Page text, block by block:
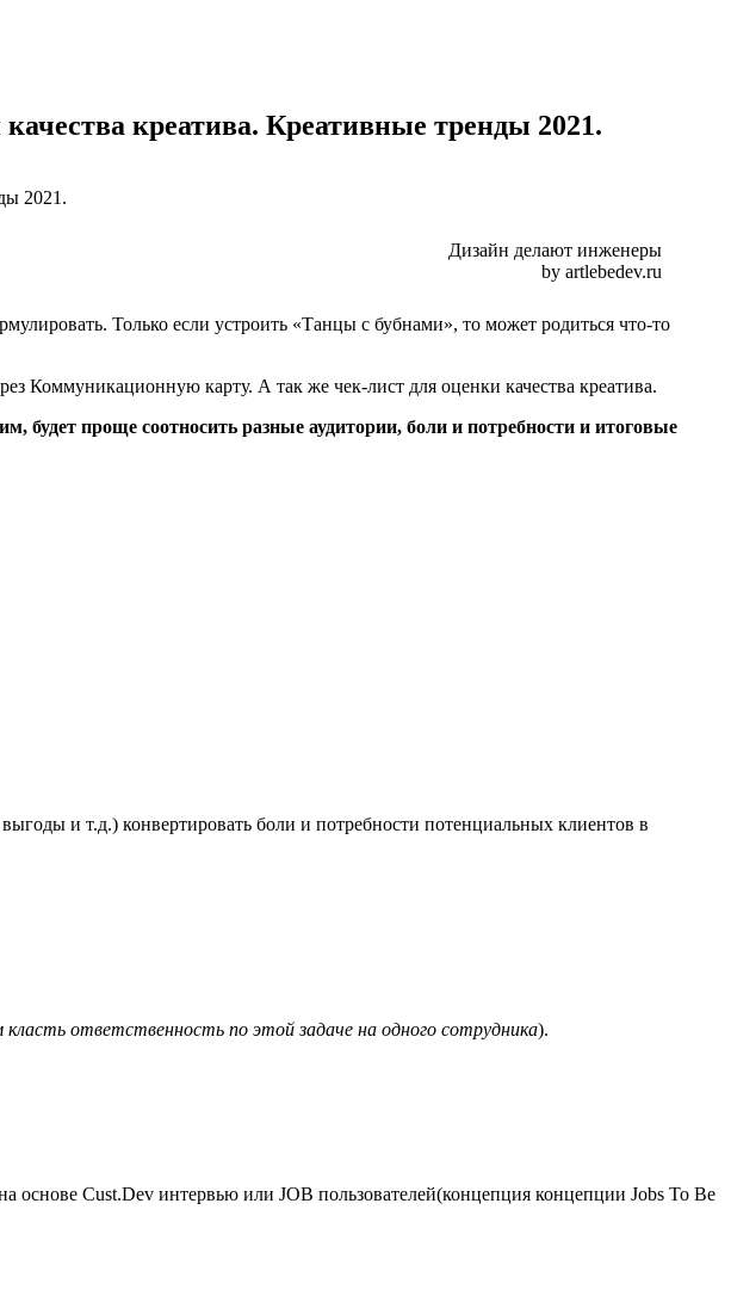
креатива. Креативные тренды 2021.
Дизайн делают инженеры
by artlebedev.ru
Только если устроить «Танцы с бубнами», то может родиться что-то
Коммуникационную карту. А так же чек-лист для оценки качества креатива.
будет проще соотносить разные аудитории, боли и потребности и итоговые
и т.д.) конвертировать боли и потребности потенциальных клиентов в
ответственность по этой задаче на одного сотрудника).
основе Cust.Dev интервью или JOB пользователей(концепция концепции Jobs To Be